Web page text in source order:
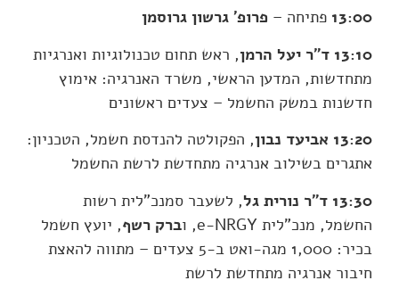
13:00 פתיחה – פרופ' גרשון גרוסמן
13:10 ד"ר יעל הרמן, ראש תחום טכנולוגיות ואנרגיות
מתחדשות, המדען הראשי, משרד האנרגיה: אימוץ
חדשנות במשק החשמל – צעדים ראשונים
13:20 אביעד נבון, הפקולטה להנדסת חשמל, הטכניון:
אתגרים בשילוב אנרגיה מתחדשת לרשת החשמל
13:30 ד"ר נורית גל, לשעבר סמנכ"לית רשות
החשמל, מנכ"לית e-NRGY, ו
ברק רשף, יועץ חשמל
בכיר: 1,000 מגה-ואט ב-5 צעדים – מתווה להאצת
חיבור אנרגיה מתחדשת לרשת